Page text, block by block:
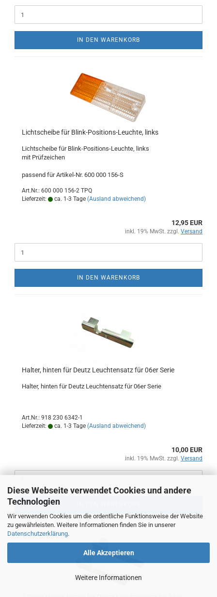
Diese Webseite verwendet Cookies und andere
Technologien
Wir verwenden Cookies um die ordentliche Funktionsweise der Website
zu gewährleisten. Weitere Informationen finden Sie in unserer
Datenschutzerklärung.
Alle Akzeptieren
Weitere Informationen
IN DEN WARENKORB
Lichtscheibe für Blink-Positions-Leuchte, links
Lichtscheibe für Blink-Positions-Leuchte, links
mit Prüfzeichen
passend für Artikel-Nr. 600 000 156-S
Art.Nr.: 600 000 156-2 TPQ
Lieferzeit:
ca. 1-3 Tage (Ausland abweichend)
12,95 EUR
inkl. 19% MwSt. zzgl. Versand
IN DEN WARENKORB
Halter, hinten für Deutz Leuchtensatz für 06er Serie
Halter, hinten für Deutz Leuchtensatz für 06er Serie
Art.Nr.: 918 230 6342-1
Lieferzeit:
ca. 1-3 Tage (Ausland abweichend)
10,00 EUR
inkl. 19% MwSt. zzgl. Versand